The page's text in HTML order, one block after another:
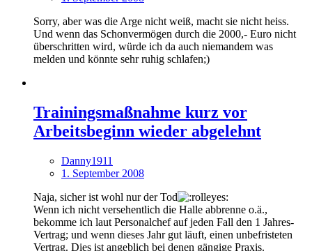
Sorry, aber was die Arge nicht weiß, macht sie nicht heiss.
Und wenn das Schonvermögen durch die 2000,- Euro nicht
überschritten wird, würde ich da auch niemandem was
melden und könnte sehr ruhig schlafen;)
Trainingsmaßnahme kurz vor
Arbeitsbeginn wieder abgelehnt
Danny1911
1. September 2008
Naja, sicher ist wohl nur der Tod
Wenn ich nicht versehentlich die Halle abbrenne o.ä.,
bekomme ich laut Personalchef auf jeden Fall den 1 Jahres-
Vertrag; und wenn dieses Jahr gut läuft, einen unbefristeten
Vertrag. Dies ist angeblich bei denen gängige Praxis.